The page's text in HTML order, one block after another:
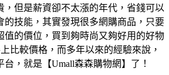
，但是薪資卻不太漲的年代，省錢可以
的技能，其實發現很多網購商品，只要
值的價位，買到夠時尚又夠好用的好物
比較價格，而多年以來的經驗來說，
，就是【Umall森森購物網】了！